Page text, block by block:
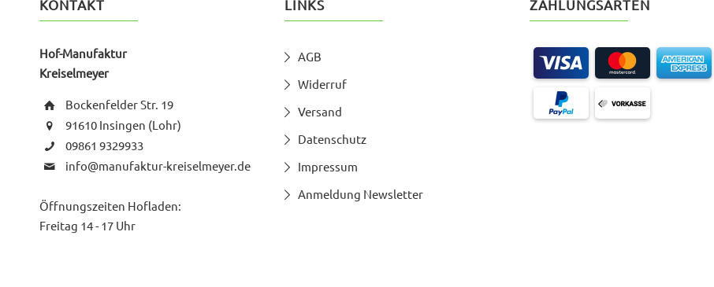
KONTAKT
Hof-Manufaktur
Kreiselmeyer
Bockenfelder Str. 19
91610 Insingen (Lohr)
09861 9329933
info@manufaktur-kreiselmeyer.de
Öffnungszeiten Hofladen:
Freitag 14 - 17 Uhr
LINKS
AGB
Widerruf
Versand
Datenschutz
Impressum
Anmeldung Newsletter
ZAHLUNGSARTEN